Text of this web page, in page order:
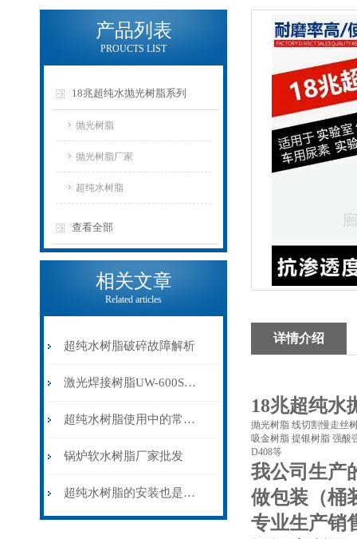
产品列表
PROUCTS LIST
18兆超纯水抛光树脂系列
抛光树脂
抛光树脂厂家
超纯水树脂
查看全部
相关文章
Related articles
超纯水树脂破碎故障解析
激光焊接树脂UW-600SUZ使用需不需要预处理能不能再生使用
超纯水树脂使用中的常见问题与维护技巧
锅炉软水树脂厂家批发
超纯水树脂的安装也是很有讲究的
详情介绍
18兆超纯水
抛光树脂 线切割慢走丝
吸金树脂 提银树脂 强酸
D408等
我公司生产
做包装（桶
专业生产销